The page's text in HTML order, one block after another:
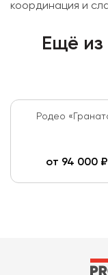
координация и
Ещё из
Родео
от 94 000₽